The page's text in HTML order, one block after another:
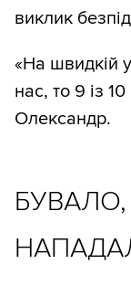
виклик
«На швидкій
нас, то 9 із
Олександр.